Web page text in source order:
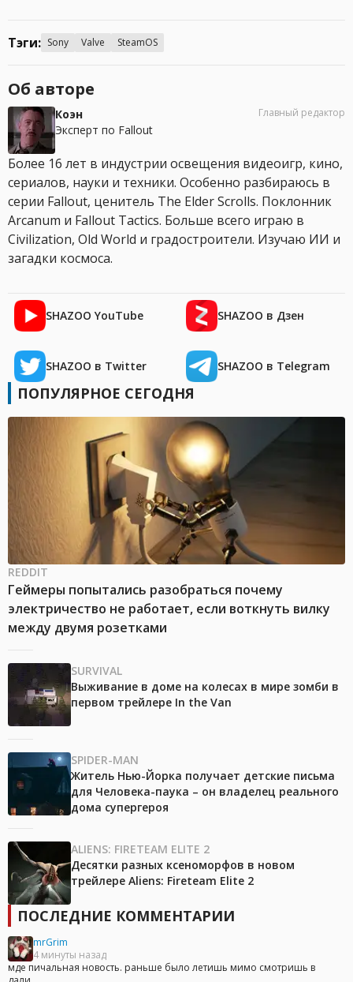
Тэги: Sony Valve SteamOS
Об авторе
Коэн
Эксперт по Fallout
Главный редактор
Более 16 лет в индустрии освещения видеоигр, кино,
сериалов, науки и техники. Особенно разбираюсь в
серии Fallout, ценитель The Elder Scrolls. Поклонник
Arcanum и Fallout Tactics. Больше всего играю в
Civilization, Old World и градостроители. Изучаю ИИ и
загадки космоса.
SHAZOO YouTube SHAZOO в Дзен
SHAZOO в Twitter SHAZOO в Telegram
ПОПУЛЯРНОЕ СЕГОДНЯ
REDDIT
Геймеры попытались разобраться почему
электричество не работает, если воткнуть вилку
между двумя розетками
SURVIVAL
Выживание в доме на колесах в мире зомби в
первом трейлере In the Van
SPIDER-MAN
Житель Нью-Йорка получает детские письма
для Человека-паука – он владелец реального
дома супергероя
ALIENS: FIRETEAM ELITE 2
Десятки разных ксеноморфов в новом
трейлере Aliens: Fireteam Elite 2
ПОСЛЕДНИЕ КОММЕНТАРИИ
mrGrim
4 минуты назад
мде пичальная новость. раньше было летишь мимо смотришь в